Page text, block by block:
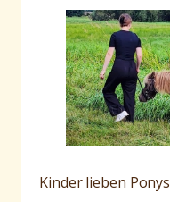
Kinder lieben